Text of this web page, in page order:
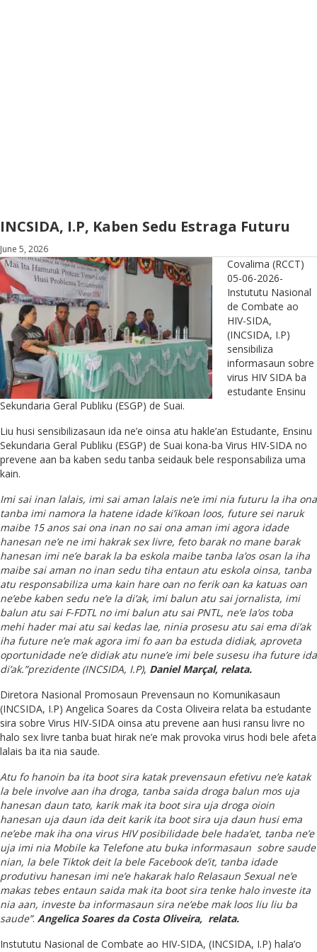
INCSIDA, I.P, Kaben Sedu Estraga Futuru
June 5, 2026
Covalima (RCCT)
05-06-2026-
Instututu Nasional
de Combate ao
HIV-SIDA,
(INCSIDA, I.P)
sensibiliza
informasaun sobre
virus HIV SIDA ba
estudante Ensinu
Sekundaria Geral Publiku (ESGP) de Suai.
Liu husi sensibilizasaun ida ne’e oinsa atu hakle’an Estudante, Ensinu
Sekundaria Geral Publiku (ESGP) de Suai kona-ba Virus HIV-SIDA no
prevene aan ba kaben sedu tanba seidauk bele responsabiliza uma
kain.
Imi sai inan lalais, imi sai aman lalais ne’e imi nia futuru la iha ona
tanba imi namora la hatene idade ki’ikoan loos, future sei naruk
maibe 15 anos sai ona inan no sai ona aman imi agora idade
hanesan ne’e ne imi hakrak sex livre, feto barak no mane barak
hanesan imi ne’e barak la ba eskola maibe tanba la’os osan la iha
maibe sai aman no inan sedu tiha entaun atu eskola oinsa, tanba
atu responsabiliza uma kain hare oan no ferik oan ka katuas oan
ne’ebe kaben sedu ne’e la di’ak, imi balun atu sai jornalista, imi
balun atu sai F-FDTL no imi balun atu sai PNTL, ne’e la’os toba
mehi hader mai atu sai kedas lae, ninia prosesu atu sai ema di’ak
iha future ne’e mak agora imi fo aan ba estuda didiak, aproveta
oportunidade ne’e didiak atu nune’e imi bele susesu iha future ida
di’ak.”prezidente (INCSIDA, I.P), Daniel Marçal, relata.
Diretora Nasional Promosaun Prevensaun no Komunikasaun
(INCSIDA, I.P) Angelica Soares da Costa Oliveira relata ba estudante
sira sobre Virus HIV-SIDA oinsa atu prevene aan husi ransu livre no
halo sex livre tanba buat hirak ne’e mak provoka virus hodi bele afeta
lalais ba ita nia saude.
Atu fo hanoin ba ita boot sira katak prevensaun efetivu ne’e katak
la bele involve aan iha droga, tanba saida droga balun mos uja
hanesan daun tato, karik mak ita boot sira uja droga oioin
hanesan uja daun ida deit karik ita boot sira uja daun husi ema
ne’ebe mak iha ona virus HIV posibilidade bele hada’et, tanba ne’e
uja imi nia Mobile ka Telefone atu buka informasaun sobre saude
nian, la bele Tiktok deit la bele Facebook de’it, tanba idade
produtivu hanesan imi ne’e hakarak halo Relasaun Sexual ne’e
makas tebes entaun saida mak ita boot sira tenke halo investe ita
nia aan, investe ba informasaun sira ne’ebe mak loos liu liu ba
saude”. Angelica Soares da Costa Oliveira, relata.
Instututu Nasional de Combate ao HIV-SIDA, (INCSIDA, I.P) hala’o